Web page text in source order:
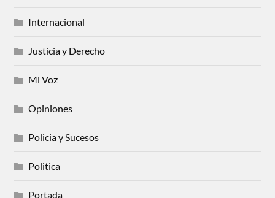
Internacional
Justicia y Derecho
Mi Voz
Opiniones
Policia y Sucesos
Politica
Portada